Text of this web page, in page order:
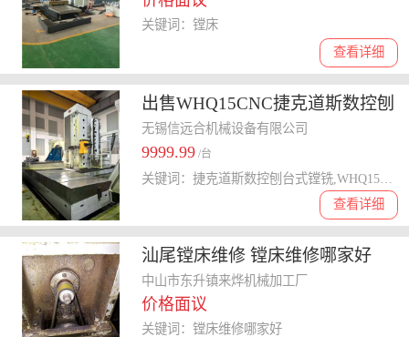
查看详细
关键词：镗床
出售WHQ15CNC捷克道斯数控刨
台式镗铣二手150镗床
无锡信远合机械设备有限公司
9999.99 /台
查看详细
汕尾镗床维修 镗床维修哪家好
中山市东升镇来烨机械加工厂
价格面议
关键词：镗床维修哪家好